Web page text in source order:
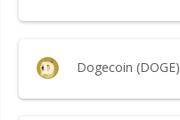
Dogecoin (DOGE)